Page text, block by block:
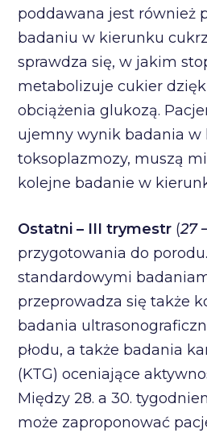
poddawana jest również
badaniu w kierunku
sprawdza się, w jakim
metabolizuje cukier
obciążenia glukozą.
ujemny wynik badania w
toksoplazmozy, muszą
kolejne badanie w
Ostatni – III trymestr (27
przygotowania do
standardowymi
przeprowadza się także
badania
płodu, a także badania
(KTG) oceniające
Między 28. a 30.
może zaproponować